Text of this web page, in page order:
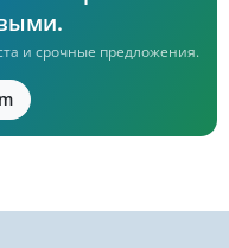
и срочные предложения.